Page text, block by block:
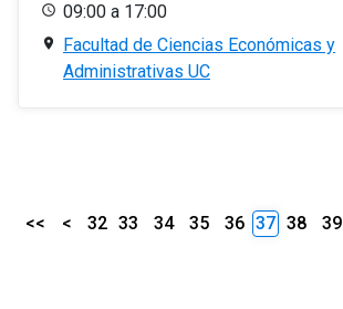
09:00 a 17:00
Facultad de Ciencias Económicas y
Administrativas UC
<< < 32 33 34 35 36 37 38 39